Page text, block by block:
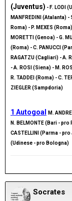
(Juventus) - F. LODI
MANFREDINI (Atalanta) -
Roma) - P. MEXES
MORETTI (Genoa) - G.
(Roma) - C. PANUCCI
RAGATZU (Cagliari) - A.
- A. ROSI (Siena) - M.
R. TADDEI (Roma) - C.
ZIEGLER (Sampdoria)
1 Autogoal
M.
N. BELMONTE (Bari -
CASTELLINI (Parma -
(Udinese - pro Bologna)
Socrates